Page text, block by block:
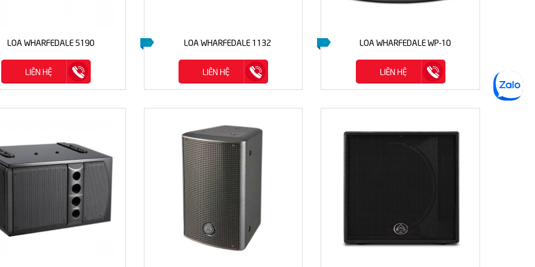
LOA WHARFEDALE 5190
LIÊN HỆ
LOA WHARFEDALE 1132
LIÊN HỆ
LOA WHARFEDALE WP-10
LIÊN HỆ